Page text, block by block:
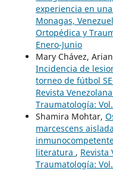
experiencia en
Monagas,
Ortopédica y
Enero-Junio
Mary Chávez,
Incidencia de
torneo de fútbol
Revista
Traumatología:
Shamira Mohtar,
marcescens
literatura , Revista
Traumatología: